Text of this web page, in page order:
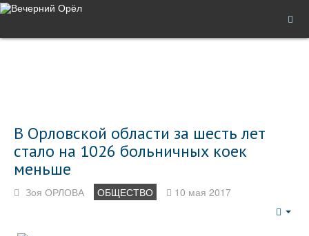
В Орловской области за шесть лет
стало на 1026 больничных коек
меньше
Зоя ОРЛОВА ОБЩЕСТВО 10 мая 2017